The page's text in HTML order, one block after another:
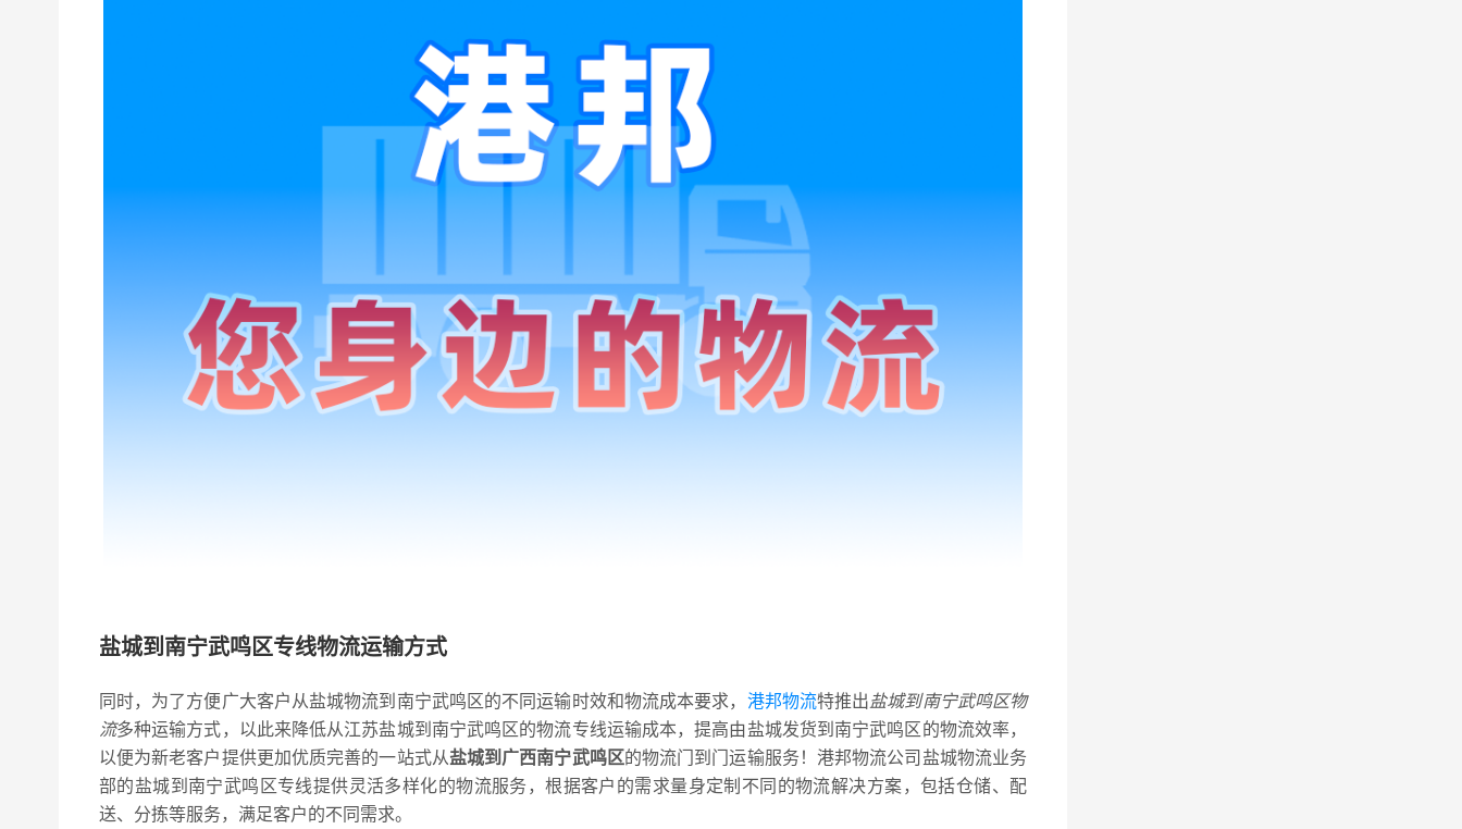
盐城到南宁武鸣区专线物流运输方式
同时，为了方便广大客户从盐城物流到南宁武鸣区的不同运输时效和物流成本要求， 港邦物流特推出盐城到南宁武鸣区物
流多种运输方式，以此来降低从江苏盐城到南宁武鸣区的物流专线运输成本，提高由盐城发货到南宁武鸣区的物流效率，
以便为新老客户提供更加优质完善的一站式从盐城到广西南宁武鸣区的物流门到门运输服务！港邦物流公司盐城物流业务
部的盐城到南宁武鸣区专线提供灵活多样化的物流服务，根据客户的需求量身定制不同的物流解决方案，包括仓储、配
送、分拣等服务，满足客户的不同需求。